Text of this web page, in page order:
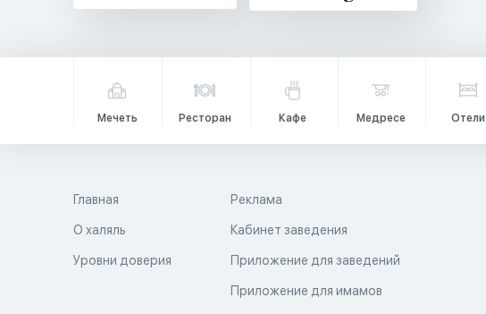
Мечеть Ресторан Кафе Медресе Отели
Главная
О халяль
Уровни доверия
Реклама
Кабинет заведения
Приложение для заведений
Приложение для имамов